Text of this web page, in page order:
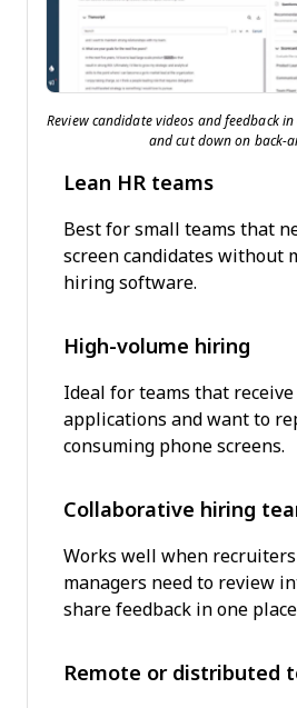
Review candidate videos and feedback
and cut down on back-
Lean HR teams
Best for small teams that
screen candidates without
hiring software.
High-volume hiring
Ideal for teams that
applications and want to
consuming phone screens.
Collaborative hiring
Works well when
managers need to review
share feedback in one
Remote or distributed